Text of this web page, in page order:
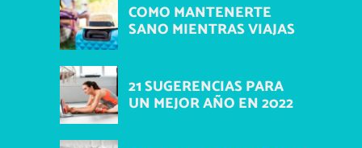
COMO MANTENERTE
SANO MIENTRAS VIAJAS
21 SUGERENCIAS PARA
UN MEJOR AÑO EN 2022